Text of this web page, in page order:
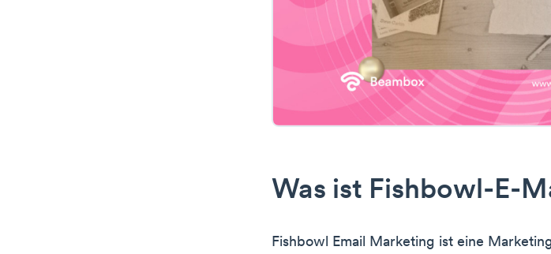
Was ist Fishbowl-E-
Fishbowl Email Marketing ist eine